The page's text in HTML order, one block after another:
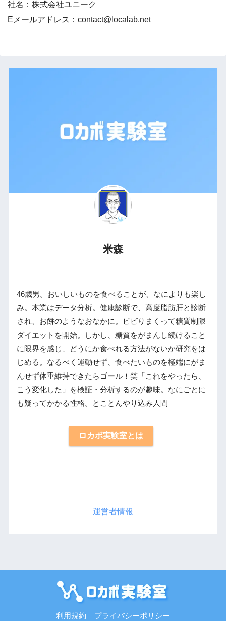
社名：株式会社ユニーク
Eメールアドレス： contact@localab.net
米森
46歳男。おいしいものを食べることが、なによりも楽し
み。本業はデータ分析。健康診断で、高度脂肪肝と診断
され、お餅のようなおなかに。ビビりまくって糖質制限
ダイエットを開始。しかし、糖質をがまんし続けること
に限界を感じ、どうにか食べれる方法がないか研究をは
じめる。なるべく運動せず、食べたいものを極端にがま
んせず体重維持できたらゴール！笑「これをやったら、
こう変化した」を検証・分析するのが趣味。なにごとに
も疑ってかかる性格。とことんやり込み人間
ロカボ実験室とは
運営者情報
利用規約 プライバシーポリシー